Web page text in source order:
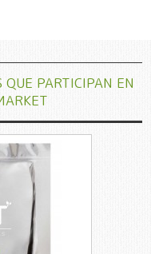
QUE PARTICIPAN EN